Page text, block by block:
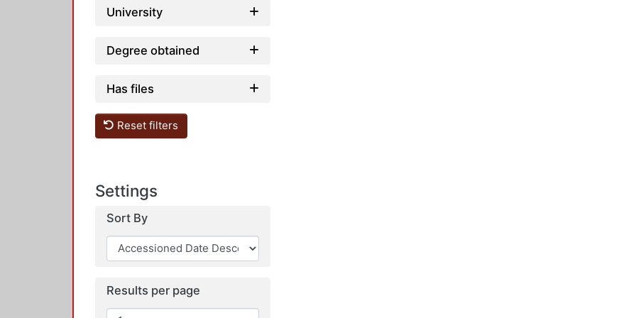
University
Degree obtained
Has files
Reset filters
Settings
Sort By
Results per page